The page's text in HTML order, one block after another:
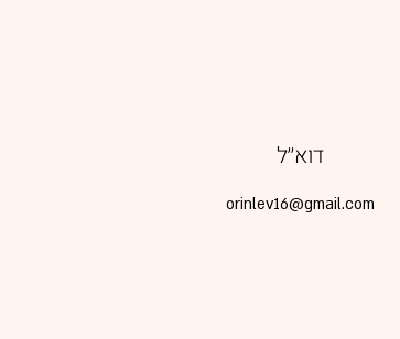
דוא׳׳ל
orinlev16@gmail.com